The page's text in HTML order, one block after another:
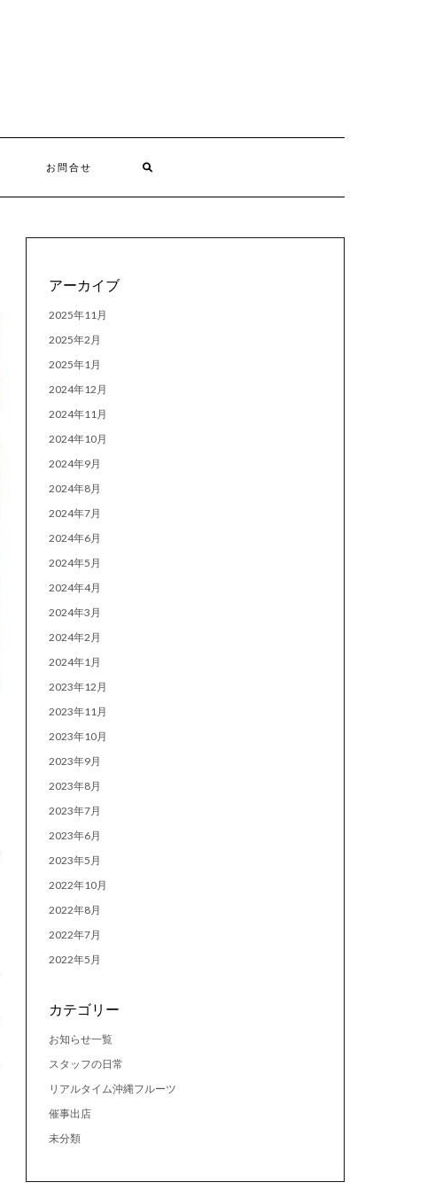
お問合せ
アーカイブ
2025年11月
2025年2月
2025年1月
2024年12月
2024年11月
2024年10月
2024年9月
2024年8月
2024年7月
2024年6月
2024年5月
2024年4月
2024年3月
2024年2月
2024年1月
2023年12月
2023年11月
2023年10月
2023年9月
2023年8月
2023年7月
2023年6月
2023年5月
2022年10月
2022年8月
2022年7月
2022年5月
カテゴリー
お知らせ一覧
スタッフの日常
リアルタイム沖縄フルーツ
催事出店
未分類